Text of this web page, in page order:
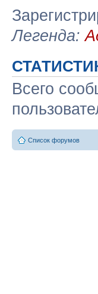
Легенда:
Всего
Список форумов